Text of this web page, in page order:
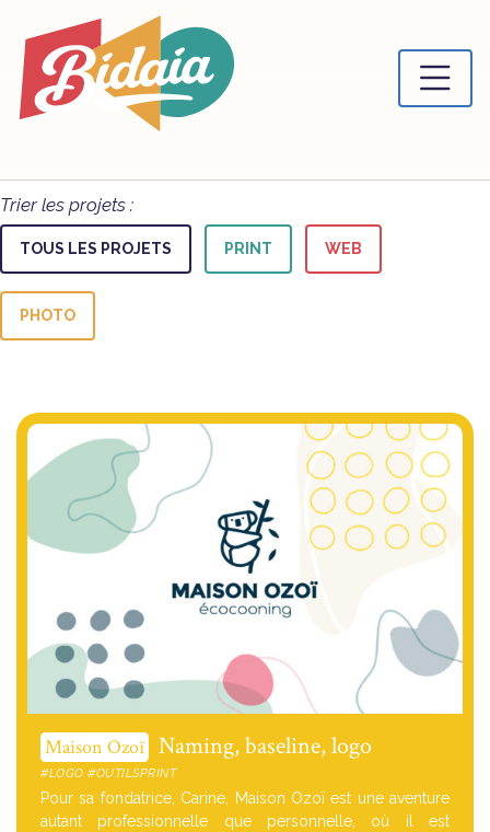
Trier les projets :
TOUS LES PROJETS PRINT WEB
PHOTO
Maison Ozoï Naming, baseline, logo
#LOGO #OUTILSPRINT
Pour sa fondatrice, Carine, Maison Ozoï est une aventure
autant professionnelle que personnelle, où il est